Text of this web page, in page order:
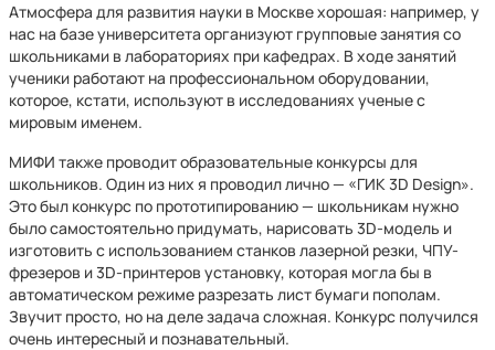
Атмосфера для развития науки в Москве хорошая: например, у
нас на базе университета организуют групповые занятия со
школьниками в лабораториях при кафедрах. В ходе занятий
ученики работают на профессиональном оборудовании,
которое, кстати, используют в исследованиях ученые с
мировым именем.
МИФИ также проводит образовательные конкурсы для
школьников. Один из них я проводил лично — «ГИК 3D Design».
Это был конкурс по прототипированию — школьникам нужно
было самостоятельно придумать, нарисовать 3D-модель и
изготовить с использованием станков лазерной резки, ЧПУ-
фрезеров и 3D-принтеров установку, которая могла бы в
автоматическом режиме разрезать лист бумаги пополам.
Звучит просто, но на деле задача сложная. Конкурс получился
очень интересный и познавательный.